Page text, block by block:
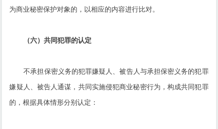
为商业秘密保护对象的，以相应的内容进行比对。
（六）共同犯罪的认定
不承担保密义务的犯罪嫌疑人、被告人与承担保密义务的犯罪
嫌疑人、被告人通谋，共同实施侵犯商业秘密行为，构成共同犯罪
的，根据具体情形分别认定：